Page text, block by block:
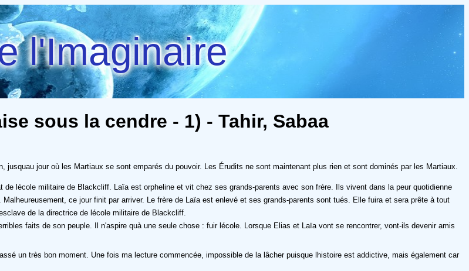
l'Imaginaire
sous la cendre - 1) - Tahir, Sabaa
jusquau jour où les Martiaux se sont emparés du pouvoir. Les Érudits ne sont maintenant plus rien et sont dominés par les Martiaux.
lécole militaire de Blackcliff. Laïa est orpheline et vit chez ses grands-parents avec son frère. Ils vivent dans la peur quotidienne
ce jour finit par arriver. Le frère de Laïa est enlevé et ses grands-parents sont tués. Elle fuira et sera prête à tout
de la directrice de lécole militaire de Blackcliff.
faits de son peuple. Il n'aspire quà une seule chose : fuir lécole. Lorsque Elias et Laïa vont se rencontrer, vont-ils devenir amis
un très bon moment. Une fois ma lecture commencée, impossible de la lâcher puisque lhistoire est addictive, mais également car